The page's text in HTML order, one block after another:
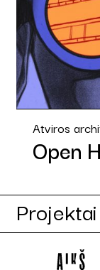
Atviros
Open
Projektai